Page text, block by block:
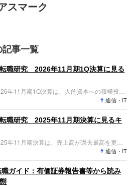
スマーク
事一覧
職研究 2026年11月期1Q決算に見る
年11月期1Q決算は、人的資本への積極投資
益となる一方、データ分析事業が始動。主力の
成長中のHRテック事業でのキャリア機会が拡
なぜ今アスマークなのか？」「転職希望者が
な役割を担えるのか」を整理します。
通信・IT
職研究 2025年11月期決算に見るキ
年11月期決算は、売上高が過去最高を更
内製化対応として、新たにデータ分析事業を立
ージェント」への変革を推進。人的資本への
年度に向け、リサーチャーやエンジニア
用が活発化しています。
通信・IT
ガイド：有価証券報告書等から読み